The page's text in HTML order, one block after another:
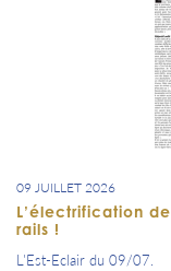
09 JUILLET 2026
L’électrification
rails !
L'Est-Eclair du 09/07.